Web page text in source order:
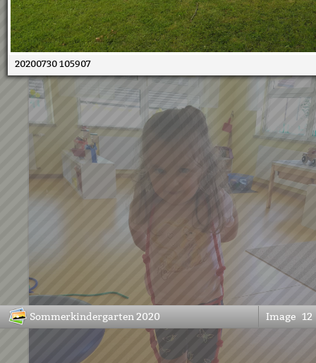
05.08.2020
20200730 105907
Sommerkindergarten 2020 Image 12